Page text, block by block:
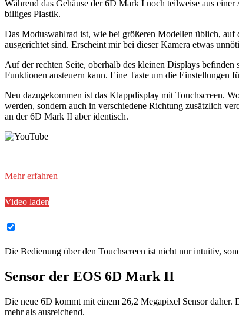
Während das Gehäuse der 6D Mark I noch teilweise aus
billiges Plastik.
Das Moduswahlrad ist, wie bei größeren Modellen üblich,
ausgerichtet sind. Erscheint mir bei dieser Kamera etwas
Auf der rechten Seite, oberhalb des kleinen Displays
Funktionen ansteuern kann. Eine Taste um die Einstellungen
Neu dazugekommen ist das Klappdisplay mit Touchscreen.
werden, sondern auch in verschiedene Richtung zusätzlich
an der 6D Mark II aber identisch.
Mehr erfahren
Video laden
Die Bedienung über den Touchscreen ist nicht nur intuitiv,
Sensor der EOS 6D Mark II
Die neue 6D kommt mit einem 26,2 Megapixel Sensor
mehr als ausreichend.